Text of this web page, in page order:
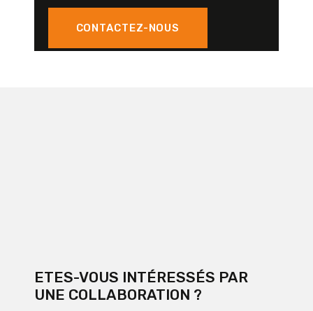
CONTACTEZ-NOUS
ETES-VOUS INTÉRESSÉS PAR
UNE COLLABORATION ?